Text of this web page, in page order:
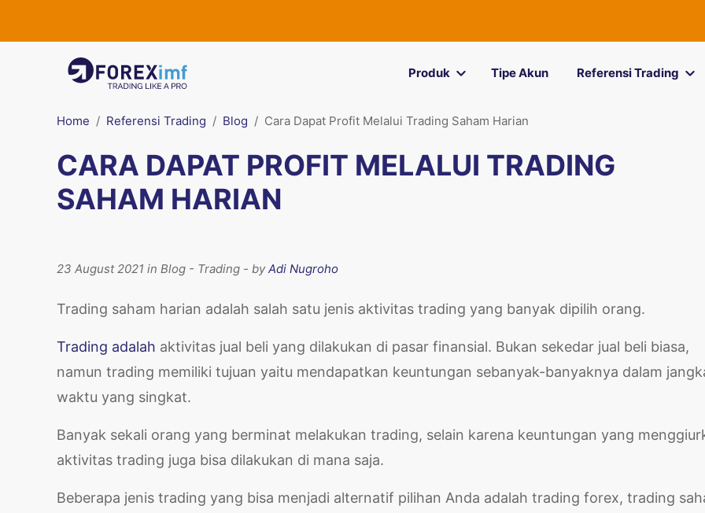
Produk Tipe Akun Referensi Trading
Home Referensi Trading Blog Cara Dapat Profit Melalui Trading Saham Harian
CARA DAPAT PROFIT MELALUI TRADING
SAHAM HARIAN
23 August 2021 in Blog - Trading - byAdi Nugroho
Trading saham harian adalah salah satu jenis aktivitas trading yang banyak dipilih orang.
Trading adalah aktivitas jual beli yang dilakukan di pasar finansial. Bukan sekedar jual beli biasa,
namun trading memiliki tujuan yaitu mendapatkan keuntungan sebanyak-banyaknya dalam
waktu yang singkat.
Banyak sekali orang yang berminat melakukan trading, selain karena keuntungan yang
aktivitas trading juga bisa dilakukan di mana saja.
Beberapa jenis trading yang bisa menjadi alternatif pilihan Anda adalah trading forex, trading